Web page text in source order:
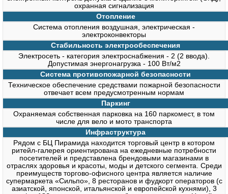
охранная сигнализация
Отопление
Система отопления воздушная, электрическая -
электроконвекторы
Стабильность электрообеспечения
Электросеть - категория электроснабжения - 2 (2 ввода).
Допустимая энергонагрузка - 100 Вт/м2
Система противопожарной безопасности
Техническое обеспечение средствами пожарной безопасности
отвечает всем предусмотренным нормам
Паркинг
Охраняемая собственная парковка на 160 паркомест, в том
числе для вело и мото транспорта
Инфраструктура
Рядом с БЦ Пирамида находится торговый центр в котором
ритейл-галерея ориентирована на ежедневные потребности
посетителей и представлена ​​брендовыми магазинами в
отраслях здоровья и красоты, моды и детского сегмента. Среди
преимуществ торгово-офисного центра является наличие
супермаркета «Сильпо», 8 ресторанов и фудкорт операторов (с
азиатской, японской, итальянской и европейской кухнями), 3